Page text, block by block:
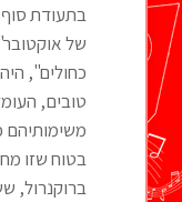
בתעודת
של
כחולים",
טובים,
משימותיהם
בטוח שזו
ברוקנרול,